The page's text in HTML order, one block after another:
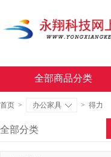
全部商品分类
首页 > 办公家具 > 得力
全部分类